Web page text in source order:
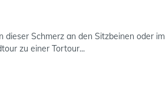
Schmerz an den Sitzbeinen oder
zu einer Tortour...